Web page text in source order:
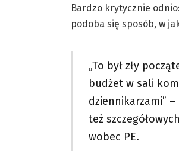
Bardzo krytycznie
podoba się sposób, w
„To był zły
budżet w sali
dziennikarzami”
też
wobec PE.